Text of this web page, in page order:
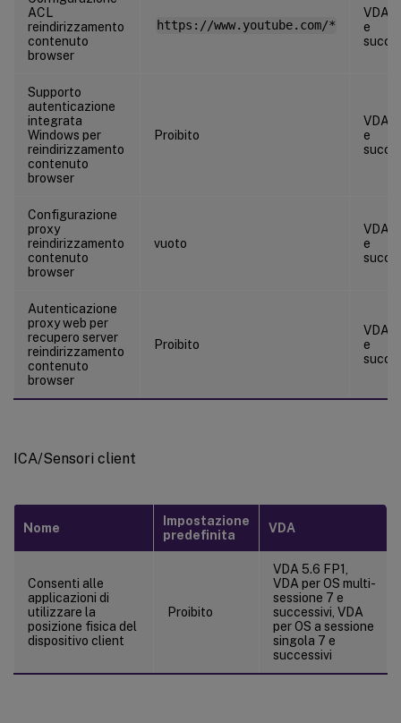
ACL
reindirizzamento
contenuto
browser
https://www.youtube.com/*
VDA
e
Supporto
autenticazione
integrata
Windows per
reindirizzamento
contenuto
browser
Proibito
VDA
e
Configurazione
proxy
reindirizzamento
contenuto
browser
vuoto
VDA
e
Autenticazione
proxy web per
recupero server
reindirizzamento
contenuto
browser
Proibito
VDA
e
ICA/Sensori client
Nome
Impostazione
predefinita
VDA
Consenti alle
applicazioni di
utilizzare la
posizione fisica del
dispositivo client
Proibito
VDA 5.6 FP1,
VDA per OS multi-
sessione 7 e
successivi, VDA
per OS a sessione
singola 7 e
successivi